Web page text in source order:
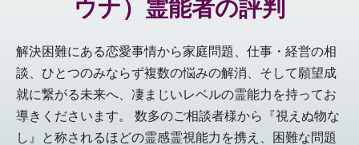
ウナ）霊能者の評判
解決困難にある恋愛事情から家庭問題、仕事・経営の相
談、ひとつのみならず複数の悩みの解消、そして願望成
就に繋がる未来へ、凄まじいレベルの霊能力を持ってお
導きくださいます。 数多のご相談者様から『視えぬ物な
し』と称されるほどの霊感霊視能力を携え、困難な問題